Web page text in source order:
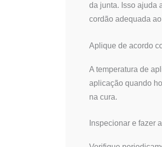
da junta. Isso ajuda
cordão adequada
Aplique de acordo
A temperatura de
aplicação quando
na cura.
Inspecionar e fazer